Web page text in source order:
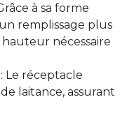
à sa forme
remplissage plus
nécessaire
: Le réceptacle
laitance, assurant